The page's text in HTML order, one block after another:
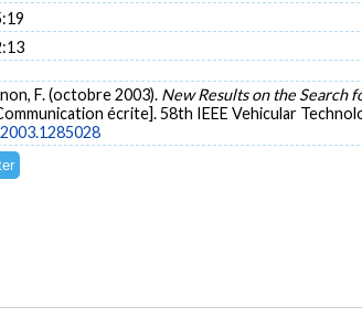
F. (octobre 2003). New Results on the Search
écrite]. 58th IEEE Vehicular